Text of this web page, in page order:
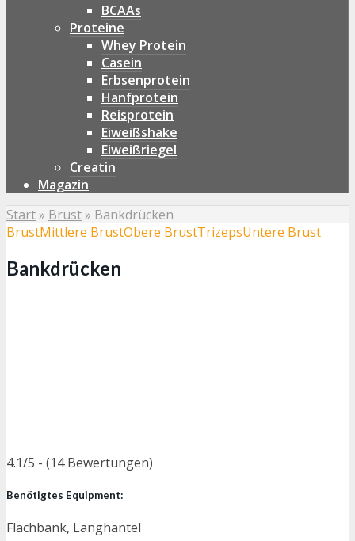
BCAAs
Proteine
Whey Protein
Casein
Erbsenprotein
Hanfprotein
Reisprotein
Eiweißshake
Eiweißriegel
Creatin
Magazin
Start» Brust» Bankdrücken
BrustMittlere BrustObere BrustTrizepsUntere Brust
Bankdrücken
4.1/5 - (14 Bewertungen)
Benötigtes Equipment:
Flachbank, Langhantel